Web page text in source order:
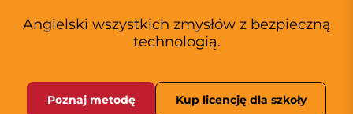
Angielski wszystkich zmysłów z bezpieczną
technologią.
Poznaj metodę Kup licencję dla szkoły